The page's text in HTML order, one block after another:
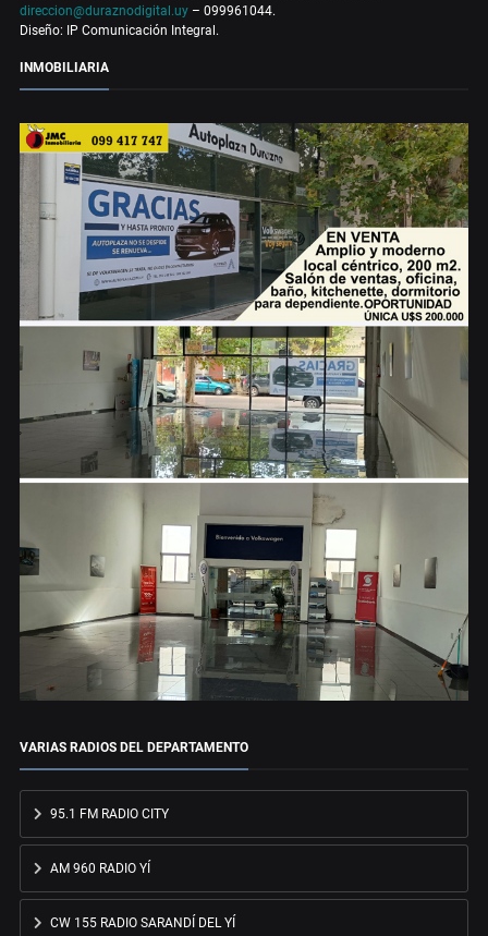
direccion@duraznodigital.uy – 099961044.
Diseño: IP Comunicación Integral.
INMOBILIARIA
VARIAS RADIOS DEL DEPARTAMENTO
95.1 FM RADIO CITY
AM 960 RADIO YÍ
CW 155 RADIO SARANDÍ DEL YÍ